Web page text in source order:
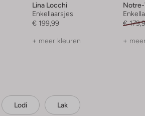
Lina Locchi
Enkellaarsjes
€ 199,99
+ meer kleuren
€
+
Lodi Lak